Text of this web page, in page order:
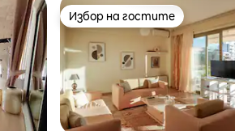
Избор на гостите
Избор на гостите